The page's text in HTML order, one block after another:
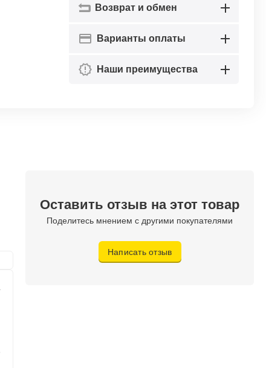
Возврат и обмен
Варианты оплаты
Наши преимущества
Оставить отзыв на этот товар
Поделитесь мнением с другими покупателями
Написать отзыв